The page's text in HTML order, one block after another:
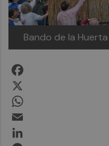
Bando de la Huerta